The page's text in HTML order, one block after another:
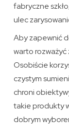
fabryczne
ulec
Aby zapewnić
warto rozważyć
Osobiście
czystym
chroni
takie produkty
dobrym